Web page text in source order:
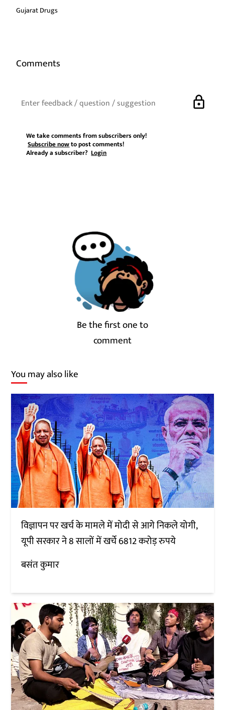
Gujarat Drugs
Comments
lock
We take comments from subscribers only!
Subscribe nowto post comments!
Already a subscriber?Login
Be the first one to
comment
You may also like
विज्ञापन पर खर्च के मामले में मोदी से आगे निकले योगी,
यूपी सरकार ने 8 सालों में खर्चे 6812 करोड़ रुपये
बसंत कुमार